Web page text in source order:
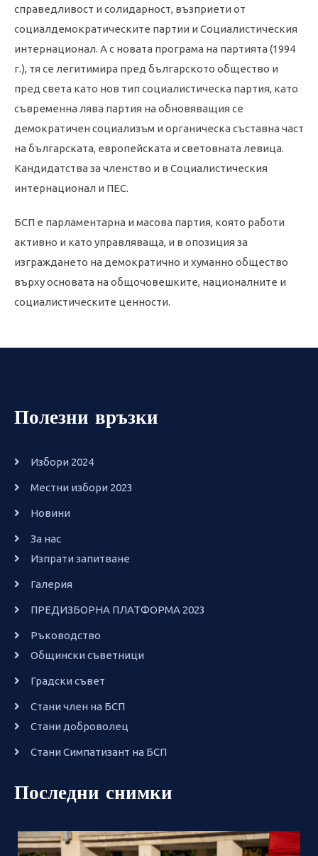
справедливост и солидарност, възприети от
социалдемократическите партии и Социалистическия
интернационал. А с новата програма на партията (1994
г.), тя се легитимира пред българското общество и
пред света като нов тип социалистическа партия, като
съвременна лява партия на обновяващия се
демократичен социализъм и органическа съставна част
на българската, европейската и световната левица.
Кандидатства за членство и в Социалистическия
интернационал и ПЕС.
БСП е парламентарна и масова партия, която работи
активно и като управляваща, и в опозиция за
изграждането на демократично и хуманно общество
върху основата на общочовешките, националните и
социалистическите ценности.
Полезни връзки
Избори 2024
Местни избори 2023
Новини
За нас
Изпрати запитване
Галерия
ПРЕДИЗБОРНА ПЛАТФОРМА 2023
Ръководство
Общински съветници
Градски съвет
Стани член на БСП
Стани доброволец
Стани Симпатизант на БСП
Последни снимки